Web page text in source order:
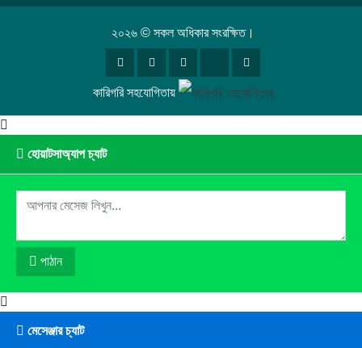
২০২৬ © সকল অধিকার সংরক্ষিত।
কারিগরি সহযোগিতায়
হোয়াটসাঅ্যাপ চ্যাট
পাঠান
মেসেঞ্জার চ্যাট